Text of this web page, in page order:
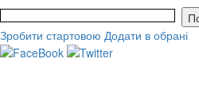
Зробити стартовою Додати в обрані